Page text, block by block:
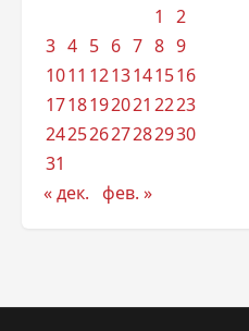
1
2
3 4 5 6 7 8 9
1011 1213141516
1718192021 2223
24252627282930
31
« дек. фев. »